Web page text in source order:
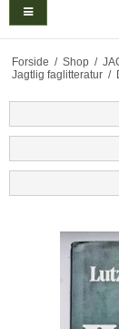
Forside / Shop /
Jagtlig faglitteratur /